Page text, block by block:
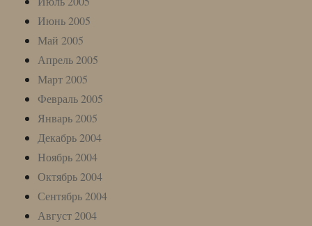
Июнь 2005
Май 2005
Апрель 2005
Март 2005
Февраль 2005
Январь 2005
Декабрь 2004
Ноябрь 2004
Октябрь 2004
Сентябрь 2004
Август 2004